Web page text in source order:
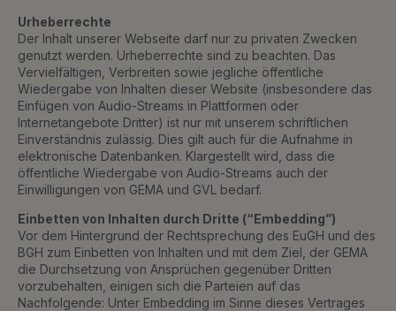
Urheberrechte
Der Inhalt unserer Webseite darf nur zu privaten Zwecken
genutzt werden. Urheberrechte sind zu beachten. Das
Vervielfältigen, Verbreiten sowie jegliche öffentliche
Wiedergabe von Inhalten dieser Website (insbesondere das
Einfügen von Audio-Streams in Plattformen oder
Internetangebote Dritter) ist nur mit unserem schriftlichen
Einverständnis zulässig. Dies gilt auch für die Aufnahme in
elektronische Datenbanken. Klargestellt wird, dass die
öffentliche Wiedergabe von Audio-Streams auch der
Einwilligungen von GEMA und GVL bedarf.
Einbetten von Inhalten durch Dritte (“Embedding”)
Vor dem Hintergrund der Rechtsprechung des EuGH und des
BGH zum Einbetten von Inhalten und mit dem Ziel, der GEMA
die Durchsetzung von Ansprüchen gegenüber Dritten
vorzubehalten, einigen sich die Parteien auf das
Nachfolgende: Unter Embedding im Sinne dieses Vertrages